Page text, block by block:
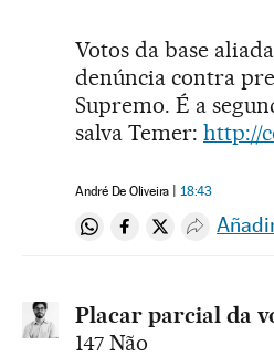
Votos da base
denúncia contra
Supremo. É a
salva Temer: http://
André De Oliveira 18:43
Compartir en
Compartir en
Compartir en
Placar parcial da
147 Não